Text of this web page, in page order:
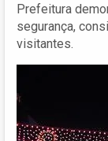
Prefeitura
segurança,
visitantes.